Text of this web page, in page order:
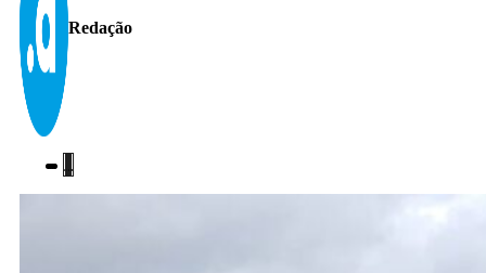
Redação